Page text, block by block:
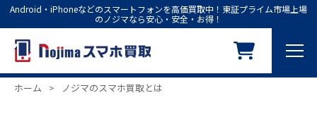
Android・iPhoneなどのスマートフォンを高価買取中！東証プライム市場上場
のノジマなら安心・安全・お得！
ホーム > ノジマのスマホ買取とは